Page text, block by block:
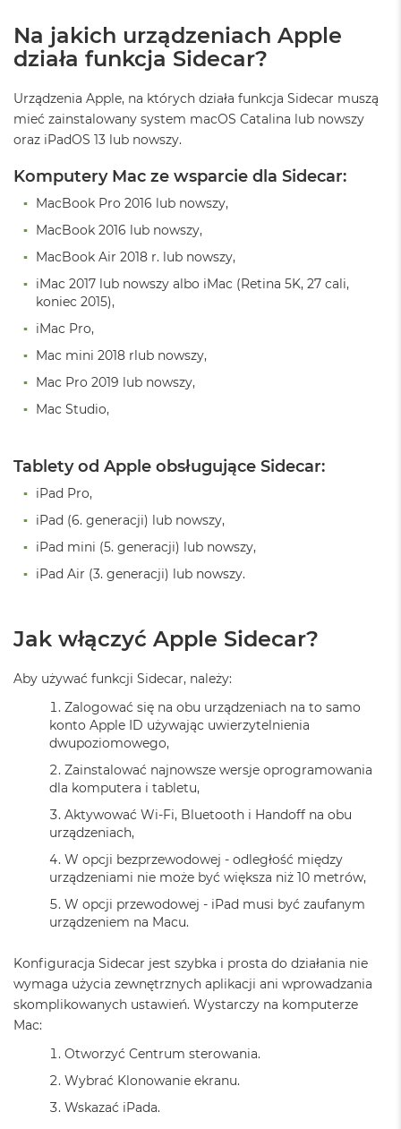
y
g
o
M
a
c
B
o
k
e
S
r
b
r
y
e
u
g
p
j
e
m
n
i
d
s
u
M
a
c
B
o
o
N
e
2
5
G
M
B
o
o
k
Na jakich urządzeniach Apple
działa funkcja Sidecar?
Urządzenia Apple, na których działa funkcja Sidecar muszą
mieć zainstalowany system macOS Catalina lub nowszy
oraz iPadOS 13 lub nowszy.
Komputery Mac ze wsparcie dla Sidecar:
MacBook Pro 2016 lub nowszy,
MacBook 2016 lub nowszy,
MacBook Air 2018 r. lub nowszy,
iMac 2017 lub nowszy albo iMac (Retina 5K, 27 cali,
koniec 2015),
iMac Pro,
Mac mini 2018 rlub nowszy,
Mac Pro 2019 lub nowszy,
Mac Studio,
Tablety od Apple obsługujące Sidecar:
iPad Pro,
iPad (6. generacji) lub nowszy,
iPad mini (5. generacji) lub nowszy,
iPad Air (3. generacji) lub nowszy.
Jak włączyć Apple Sidecar?
Aby używać funkcji Sidecar, należy:
Zalogować się na obu urządzeniach na to samo
konto Apple ID używając uwierzytelnienia
dwupoziomowego,
Zainstalować najnowsze wersje oprogramowania
dla komputera i tabletu,
Aktywować Wi-Fi, Bluetooth i Handoff na obu
urządzeniach,
W opcji bezprzewodowej - odległość między
urządzeniami nie może być większa niż 10 metrów,
W opcji przewodowej - iPad musi być zaufanym
urządzeniem na Macu.
Konfiguracja Sidecar jest szybka i prosta do działania nie
wymaga użycia zewnętrznych aplikacji ani wprowadzania
skomplikowanych ustawień. Wystarczy na komputerze
Mac:
Otworzyć Centrum sterowania.
Wybrać Klonowanie ekranu.
Wskazać iPada.